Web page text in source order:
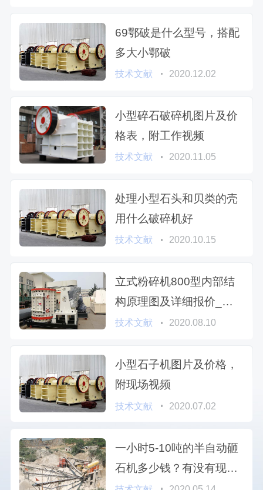
69鄂破是什么型号，搭配
多大小鄂破
技术文献 2020.12.02
小型碎石破碎机图片及价
格表，附工作视频
技术文献 2020.11.05
处理小型石头和贝类的壳
用什么破碎机好
技术文献 2020.10.15
立式粉碎机800型内部结
构原理图及详细报价_你
一定得知道
技术文献 2020.08.10
小型石子机图片及价格，
附现场视频
技术文献 2020.07.02
一小时5-10吨的半自动砸
石机多少钱？有没有现场